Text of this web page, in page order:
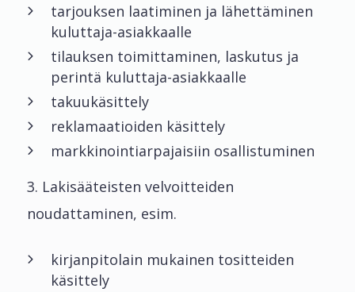
tarjouksen laatiminen ja lähettäminen
kuluttaja-asiakkaalle
tilauksen toimittaminen, laskutus ja
perintä kuluttaja-asiakkaalle
takuukäsittely
reklamaatioiden käsittely
markkinointiarpajaisiin osallistuminen
3. Lakisääteisten velvoitteiden
noudattaminen, esim.
kirjanpitolain mukainen tositteiden
käsittely